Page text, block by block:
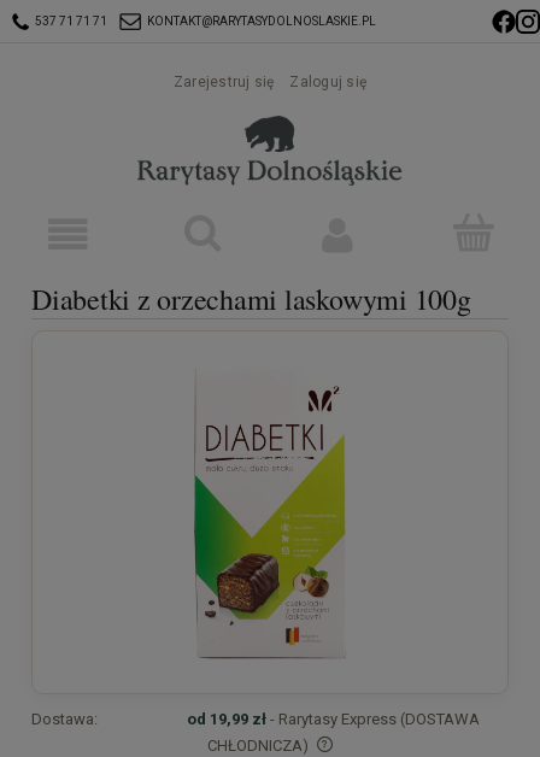
537 71 71 71 KONTAKT@RARYTASYDOLNOSLASKIE.PL
Zarejestruj się Zaloguj się
Diabetki z orzechami laskowymi 100g
Dostawa: od 19,99 zł - Rarytasy Express (DOSTAWA
CHŁODNICZA)